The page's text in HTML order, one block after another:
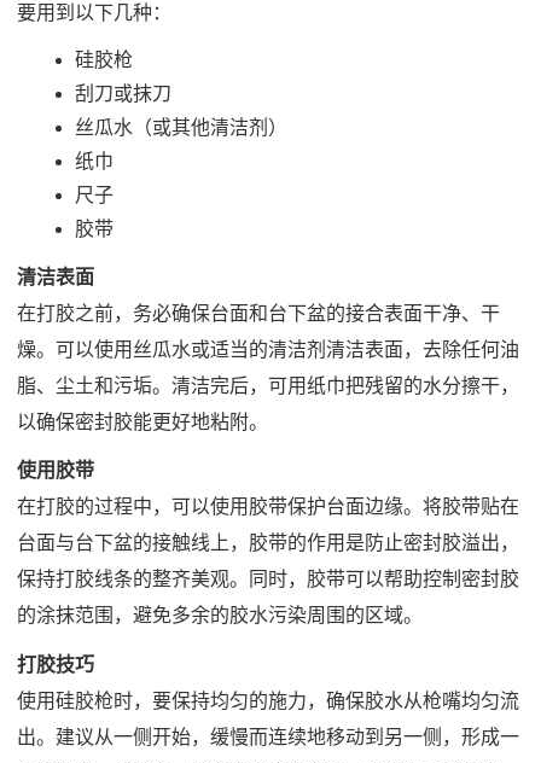
要用到以下几种：
硅胶枪
刮刀或抹刀
丝瓜水（或其他清洁剂）
纸巾
尺子
胶带
清洁表面
在打胶之前，务必确保台面和台下盆的接合表面干净、干
燥。可以使用丝瓜水或适当的清洁剂清洁表面，去除任何油
脂、尘土和污垢。清洁完后，可用纸巾把残留的水分擦干，
以确保密封胶能更好地粘附。
使用胶带
在打胶的过程中，可以使用胶带保护台面边缘。将胶带贴在
台面与台下盆的接触线上，胶带的作用是防止密封胶溢出，
保持打胶线条的整齐美观。同时，胶带可以帮助控制密封胶
的涂抹范围，避免多余的胶水污染周围的区域。
打胶技巧
使用硅胶枪时，要保持均匀的施力，确保胶水从枪嘴均匀流
出。建议从一侧开始，缓慢而连续地移动到另一侧，形成一